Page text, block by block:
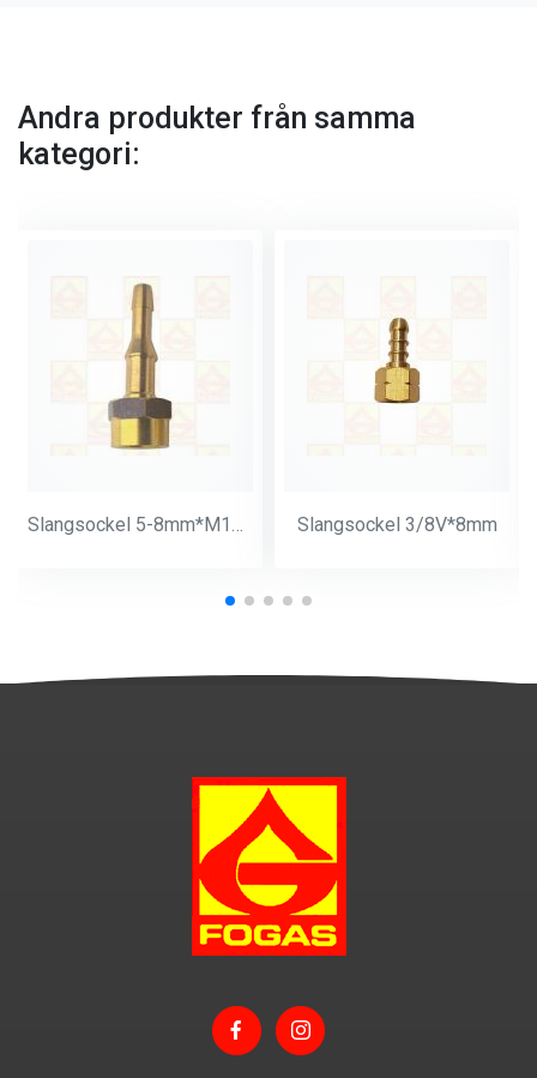
Andra produkter från samma
kategori:
Slangsockel 5-8mm*M14*1 Slangsockel 3/8V*8mm